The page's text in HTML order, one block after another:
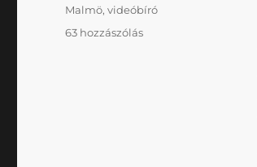
Malmö,videóbíró
63 hozzászólásErre